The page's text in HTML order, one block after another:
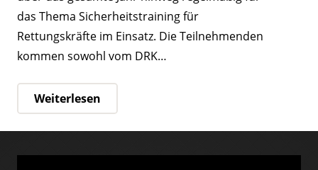
das Thema Sicherheitstraining für
Rettungskräfte im Einsatz. Die Teilnehmenden
kommen sowohl vom DRK…
Weiterlesen